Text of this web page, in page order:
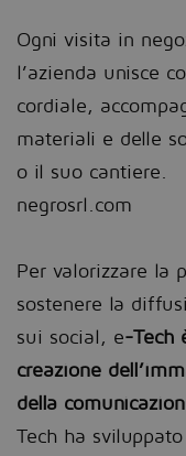
Ogni visita in
l’azienda unisce
cordiale,
materiali e delle
o il suo cantiere.
negrosrl.com
Per valorizzare la
sostenere la
sui social, e-Tech
creazione
della
Tech ha